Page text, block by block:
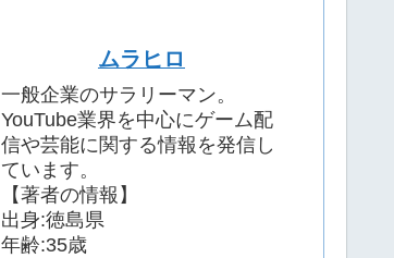
ムラヒロ
一般企業のサラリーマン。
YouTube業界を中心にゲーム配
信や芸能に関する情報を発信し
ています。
【著者の情報】
出身:徳島県
年齢:35歳